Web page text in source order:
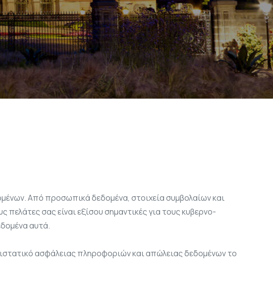
Από προσωπικά δεδομένα, στοιχεία συμβολαίων και
σας είναι εξίσου σημαντικές για τους κυβερνο-
αυτά.
ασφάλειας πληροφοριών και απώλειας δεδομένων το